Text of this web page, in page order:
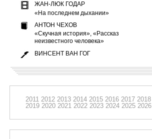
ЖАН-ЛЮК ГОДАР
«На последнем дыхании»
АНТОН ЧЕХОВ
«Скучная история», «Рассказ
неизвестного человека»
ВИНСЕНТ ВАН ГОГ
2011 2012 2013 2014 2015 2016 2017 2018
2019 2020 2021 2022 2023 2024 2025 2026